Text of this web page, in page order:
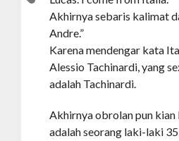
Akhirnya sebaris kalimat
Andre.”
Karena mendengar kata
Alessio Tachinardi, yang
adalah Tachinardi.
Akhirnya obrolan pun kian
adalah seorang laki-laki